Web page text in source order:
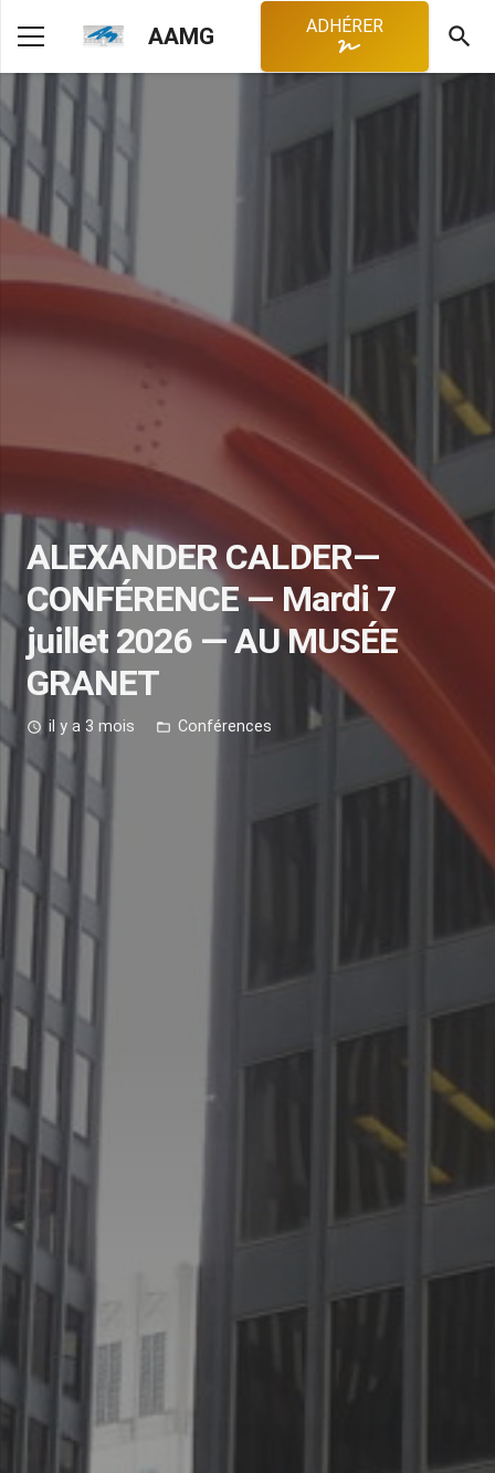
AAMG ADHÉRER search
ALEXANDER CALDER—
CONFÉRENCE — Mardi 7
juillet 2026 — AU MUSÉE
GRANET
access_time il y a 3 mois folder_open Conférences